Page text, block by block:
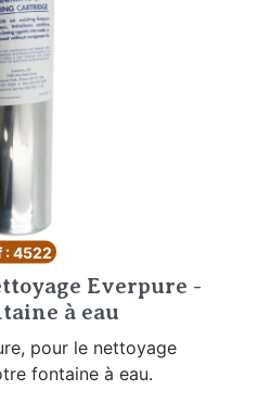
: 4522
Everpure -
à eau
pour le nettoyage
fontaine à eau.